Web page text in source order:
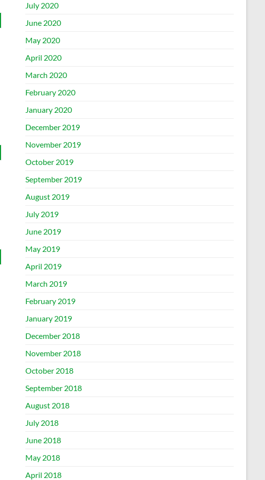
July 2020
June 2020
May 2020
April 2020
March 2020
February 2020
January 2020
December 2019
November 2019
October 2019
September 2019
August 2019
July 2019
June 2019
May 2019
April 2019
March 2019
February 2019
January 2019
December 2018
November 2018
October 2018
September 2018
August 2018
July 2018
June 2018
May 2018
April 2018